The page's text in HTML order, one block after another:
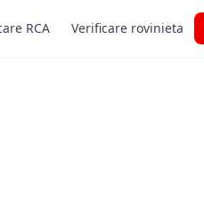
RCA Verificare rovinieta